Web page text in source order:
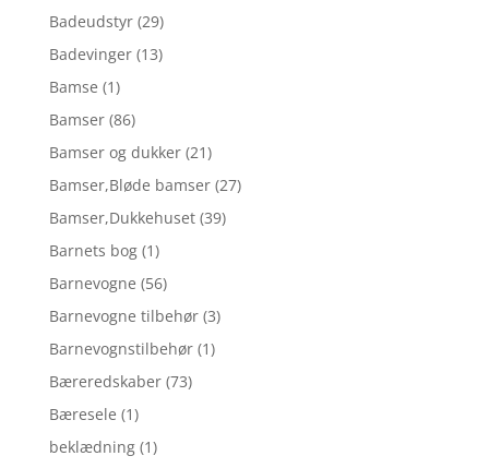
Badeudstyr (29)
Badevinger (13)
Bamse (1)
Bamser (86)
Bamser og dukker (21)
Bamser,Bløde bamser (27)
Bamser,Dukkehuset (39)
Barnets bog (1)
Barnevogne (56)
Barnevogne tilbehør (3)
Barnevognstilbehør (1)
Bæreredskaber (73)
Bæresele (1)
beklædning (1)